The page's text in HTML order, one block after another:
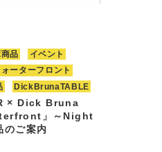
品
イベント
ーターフロント
DickBrunaTABLE
× Dick Bruna
」～Night
ご案内